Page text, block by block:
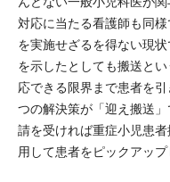
対応に当たる看護師も同
を実施せざるを得ない現
を示したとしても搬送と
応できる限界まで患者を
つの解決策が「迎え搬送
請を受ければ重症小児患
用して患者をピックアップ